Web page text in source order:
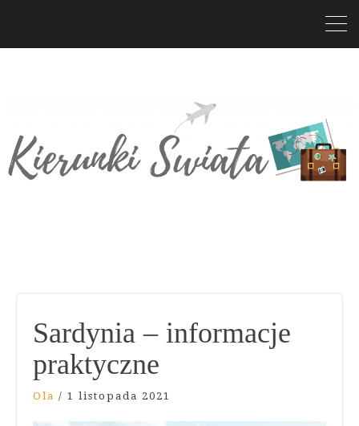
Sardynia – informacje
praktyczne
Ola / 1 listopada 2021